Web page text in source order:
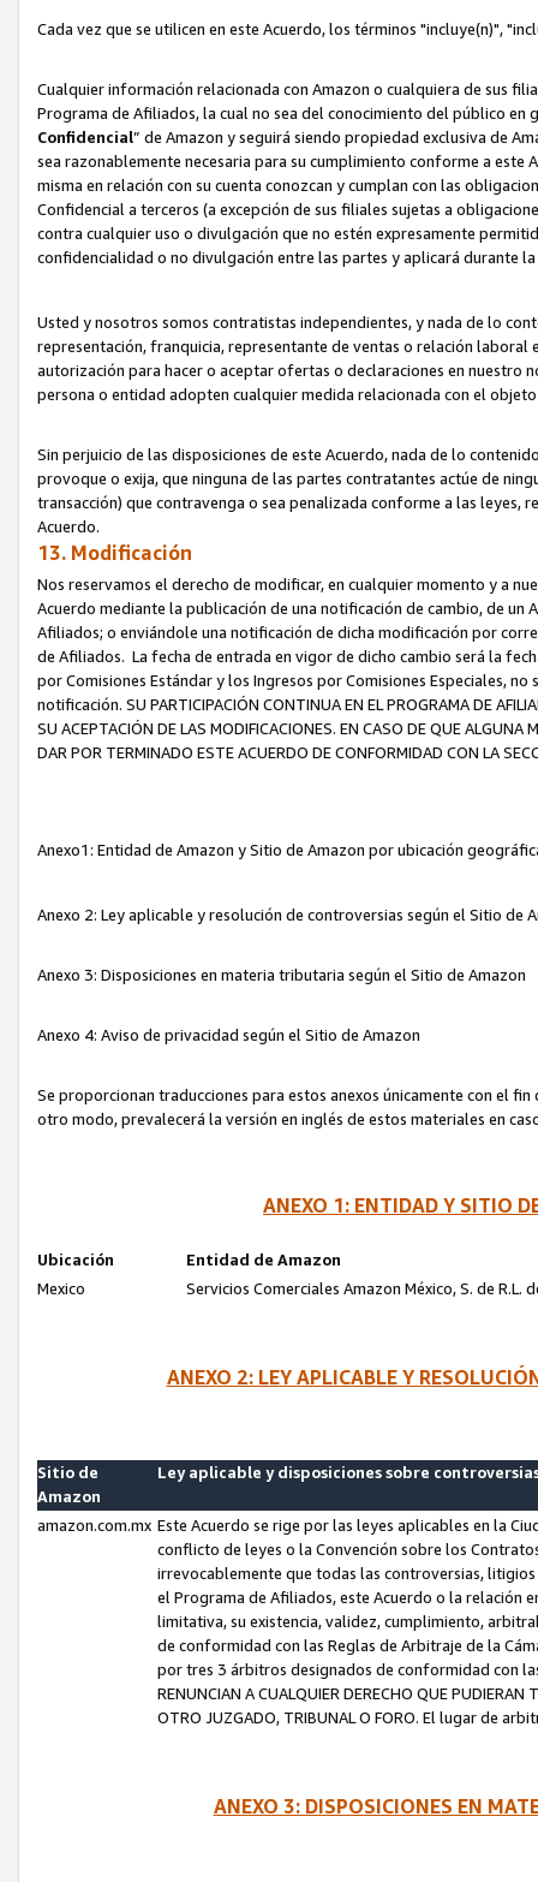
Cada vez que se utilicen en este Acuerdo, los términos "incluye(n)",
Cualquier información relacionada con Amazon o cualquiera de sus
Programa de Afiliados, la cual no sea del conocimiento del público
Confidencial” de Amazon y seguirá siendo propiedad exclusiva de
sea razonablemente necesaria para su cumplimiento conforme a
misma en relación con su cuenta conozcan y cumplan con las
Confidencial a terceros (a excepción de sus filiales sujetas a
contra cualquier uso o divulgación que no estén expresamente
confidencialidad o no divulgación entre las partes y aplicará durante
Usted y nosotros somos contratistas independientes, y nada de lo
representación, franquicia, representante de ventas o relación
autorización para hacer o aceptar ofertas o declaraciones en nuestro
persona o entidad adopten cualquier medida relacionada con el
Sin perjuicio de las disposiciones de este Acuerdo, nada de lo
provoque o exija, que ninguna de las partes contratantes actúe de
transacción) que contravenga o sea penalizada conforme a las leyes,
Acuerdo.
13. Modificación
Nos reservamos el derecho de modificar, en cualquier momento y a
Acuerdo mediante la publicación de una notificación de cambio, de
Afiliados; o enviándole una notificación de dicha modificación por
de Afiliados. La fecha de entrada en vigor de dicho cambio será la
por Comisiones Estándar y los Ingresos por Comisiones Especiales,
notificación. SU PARTICIPACIÓN CONTINUA EN EL PROGRAMA DE
SU ACEPTACIÓN DE LAS MODIFICACIONES. EN CASO DE QUE ALGUNA
DAR POR TERMINADO ESTE ACUERDO DE CONFORMIDAD CON LA
Anexo1: Entidad de Amazon y Sitio de Amazon por ubicación
Anexo 2: Ley aplicable y resolución de controversias según el Sitio de
Anexo 3: Disposiciones en materia tributaria según el Sitio de Amazon
Anexo 4: Aviso de privacidad según el Sitio de Amazon
Se proporcionan traducciones para estos anexos únicamente con el
otro modo, prevalecerá la versión en inglés de estos materiales en
ANEXO 1: ENTIDAD Y SITIO
Ubicación
Entidad de Amazon
Mexico
Servicios Comerciales Amazon México, S. de R.L.
ANEXO 2: LEY APLICABLE Y
Sitio de
Amazon
Ley aplicable y disposiciones sobre
amazon.com.mx Este Acuerdo se rige por las leyes aplicables en la
conflicto de leyes o la Convención sobre los
irrevocablemente que todas las controversias,
el Programa de Afiliados, este Acuerdo o la relación
limitativa, su existencia, validez, cumplimiento,
de conformidad con las Reglas de Arbitraje de la
por tres 3 árbitros designados de conformidad con las
RENUNCIAN A CUALQUIER DERECHO QUE
OTRO JUZGADO, TRIBUNAL O FORO. El lugar de
ANEXO 3: DISPOSICIONES EN